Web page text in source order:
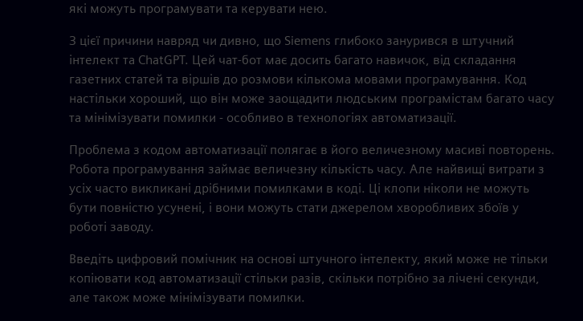
які можуть програмувати та керувати нею.
З цієї причини навряд чи дивно, що Siemens глибоко занурився в штучний
інтелект та ChatGPT. Цей чат-бот має досить багато навичок, від складання
газетних статей та віршів до розмови кількома мовами програмування. Код
настільки хороший, що він може заощадити людським програмістам багато часу
та мінімізувати помилки - особливо в технологіях автоматизації.
Проблема з кодом автоматизації полягає в його величезному масиві повторень.
Робота програмування займає величезну кількість часу. Але найвищі витрати з
усіх часто викликані дрібними помилками в коді. Ці клопи ніколи не можуть
бути повністю усунені, і вони можуть стати джерелом хворобливих збоїв у
роботі заводу.
Введіть цифровий помічник на основі штучного інтелекту, який може не тільки
копіювати код автоматизації стільки разів, скільки потрібно за лічені секунди,
але також може мінімізувати помилки.